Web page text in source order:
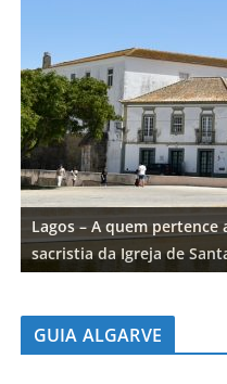
Lagos – A quem
sacristia da Igreja de
GUIA ALGARVE